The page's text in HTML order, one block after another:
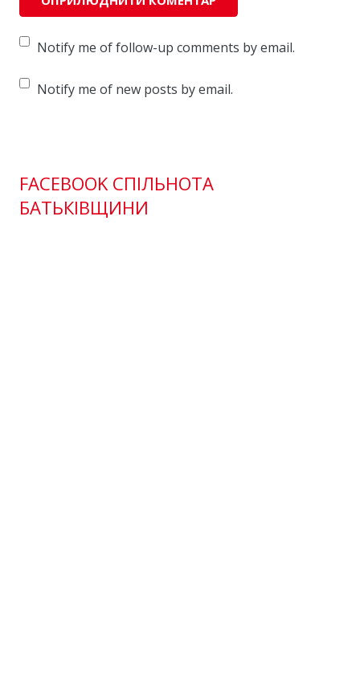
Notify me of follow-up comments by email.
Notify me of new posts by email.
FACEBOOK СПІЛЬНОТА
БАТЬКІВЩИНИ